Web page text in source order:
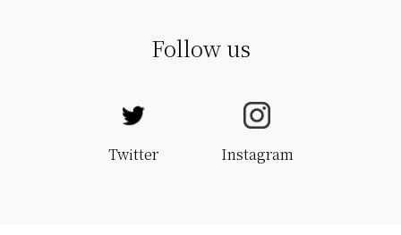
Follow us
Twitter Instagram